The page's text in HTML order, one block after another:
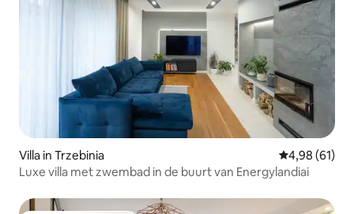
Villa in Trzebinia Gemiddelde
4,98 (61)
Luxe villa met zwembad in de buurt van Energylandiai